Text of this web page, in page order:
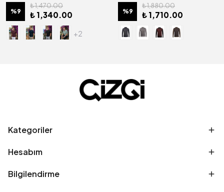
%9
₺ 1,470.00
₺ 1,340.00
+2
%9
₺ 1,880.00
₺ 1,710.00
Kategoriler
Hesabım
Bilgilendirme